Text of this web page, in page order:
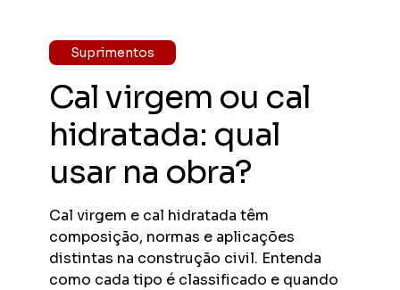
Obra
Pós-vendas
Suprimentos
Cal virgem ou cal
hidratada: qual
usar na obra?
Cal virgem e cal hidratada têm
composição, normas e aplicações
distintas na construção civil. Entenda
como cada tipo é classificado e quando